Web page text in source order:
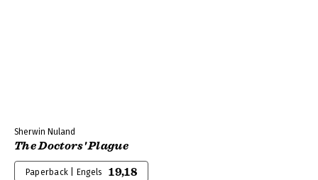
Sherwin Nuland
The Doctors' Plague
Paperback | Engels 19,18